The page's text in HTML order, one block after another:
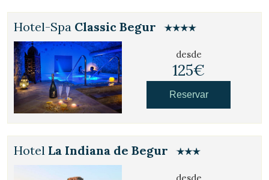
Hotel-Spa Classic Begur
desde
125€
Reservar
Hotel La Indiana de Begur